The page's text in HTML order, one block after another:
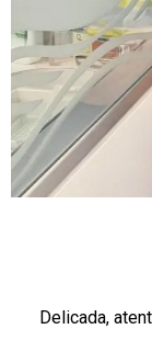
Delicada,